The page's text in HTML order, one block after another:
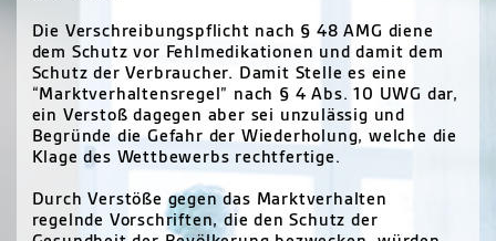
Die Verschreibungspflicht nach § 48AMG diene
dem Schutz vor Fehlmedikationen und damit dem
Schutz der Verbraucher. Damit Stelle es eine
“Marktverhaltensregel” nach § 4 Abs. 10 UWG dar,
ein Verstoß dagegen aber sei unzulässig und
Begründe die Gefahr der Wiederholung, welche die
Klage des Wettbewerbs rechtfertige.
Durch Verstöße gegen das Marktverhalten
regelnde Vorschriften, die den Schutz der